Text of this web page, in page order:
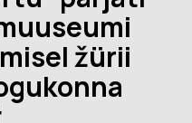
žürii